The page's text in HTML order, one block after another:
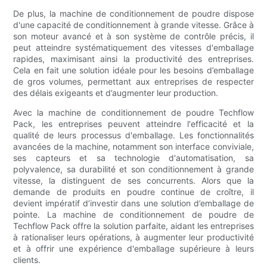
De plus, la machine de conditionnement de poudre dispose
d'une capacité de conditionnement à grande vitesse. Grâce à
son moteur avancé et à son système de contrôle précis, il
peut atteindre systématiquement des vitesses d'emballage
rapides, maximisant ainsi la productivité des entreprises.
Cela en fait une solution idéale pour les besoins d’emballage
de gros volumes, permettant aux entreprises de respecter
des délais exigeants et d’augmenter leur production.
Avec la machine de conditionnement de poudre Techflow
Pack, les entreprises peuvent atteindre l'efficacité et la
qualité de leurs processus d'emballage. Les fonctionnalités
avancées de la machine, notamment son interface conviviale,
ses capteurs et sa technologie d'automatisation, sa
polyvalence, sa durabilité et son conditionnement à grande
vitesse, la distinguent de ses concurrents. Alors que la
demande de produits en poudre continue de croître, il
devient impératif d’investir dans une solution d’emballage de
pointe. La machine de conditionnement de poudre de
Techflow Pack offre la solution parfaite, aidant les entreprises
à rationaliser leurs opérations, à augmenter leur productivité
et à offrir une expérience d'emballage supérieure à leurs
clients.